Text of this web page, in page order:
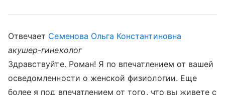
Отвечает Семенова Ольга Константиновна
акушер-гинеколог
Здравствуйте. Роман! Я по впечатлением от вашей
осведомленности о женской физиологии. Еще
более я под впечатлением от того, что вы живете с